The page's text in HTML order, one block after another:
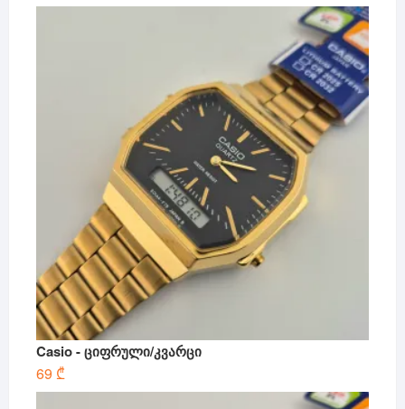
Casio - ციფრული/კვარცი
69 ₾